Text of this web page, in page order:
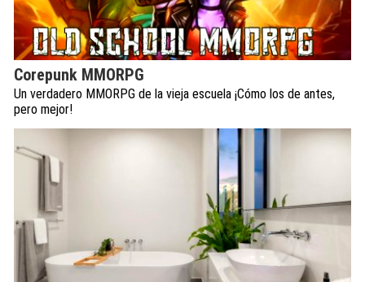
Corepunk MMORPG
Un verdadero MMORPG de la vieja escuela ¡Cómo los de antes,
pero mejor!